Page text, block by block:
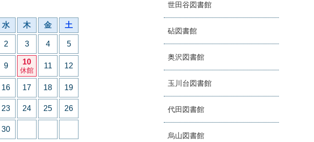
水 木 金 土
2 3 4 5
9 10
休館
11 12
16 17 18 19
23 24 25 26
30
世田谷図書館
砧図書館
奥沢図書館
玉川台図書館
代田図書館
烏山図書館